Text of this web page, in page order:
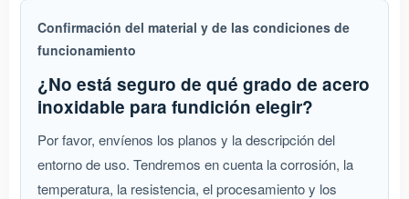
Confirmación del material y de las condiciones de
funcionamiento
¿No está seguro de qué grado de acero
inoxidable para fundición elegir?
Por favor, envíenos los planos y la descripción del
entorno de uso. Tendremos en cuenta la corrosión, la
temperatura, la resistencia, el procesamiento y los